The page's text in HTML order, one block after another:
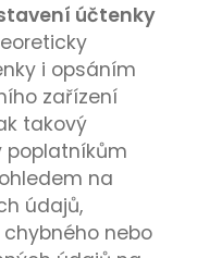
účtenky
i opsáním
zařízení
takový
poplatníkům
na
údajů,
nebo